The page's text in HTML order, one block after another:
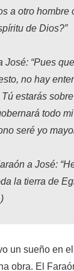
a otro hombre
de Dios?”
José: “Pues
no hay
Tú estarás
todo
seré yo
a José:
la tierra de
)
un sueño en
obra. El